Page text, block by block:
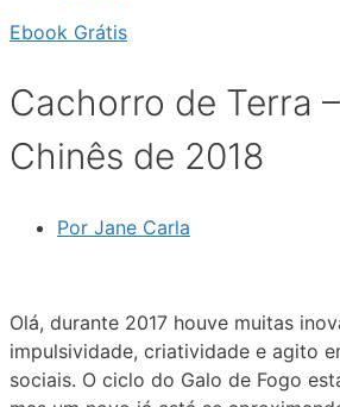
Ebook Grátis
Cachorro de Terra
Chinês de 2018
Por Jane Carla
Olá, durante 2017 houve muitas
impulsividade, criatividade e agito
sociais. O ciclo do Galo de Fogo